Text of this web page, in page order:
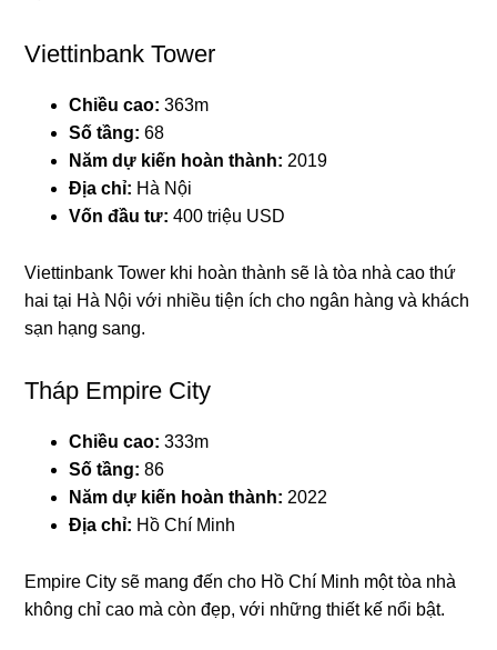
Viettinbank Tower
Chiều cao: 363m
Số tầng: 68
Năm dự kiến hoàn thành: 2019
Địa chỉ: Hà Nội
Vốn đầu tư: 400 triệu USD
Viettinbank Tower khi hoàn thành sẽ là tòa nhà cao thứ
hai tại Hà Nội với nhiều tiện ích cho ngân hàng và khách
sạn hạng sang.
Tháp Empire City
Chiều cao: 333m
Số tầng: 86
Năm dự kiến hoàn thành: 2022
Địa chỉ: Hồ Chí Minh
Empire City sẽ mang đến cho Hồ Chí Minh một tòa nhà
không chỉ cao mà còn đẹp, với những thiết kế nổi bật.